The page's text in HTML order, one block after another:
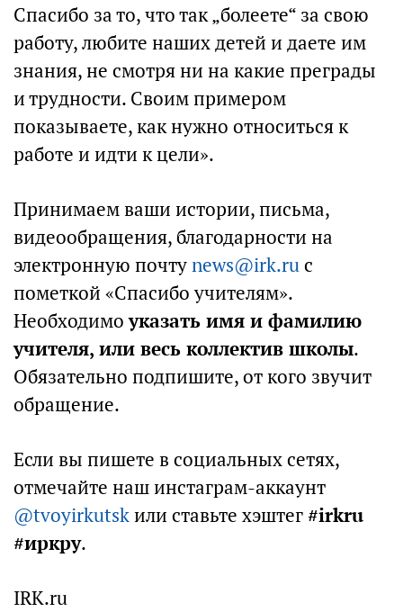
Спасибо за то, что так „болеете“ за свою
работу, любите наших детей и даете им
знания, не смотря ни на какие преграды
и трудности. Своим примером
показываете, как нужно относиться к
работе и идти к цели».
Принимаем ваши истории, письма,
видеообращения, благодарности на
электронную почтуnews@irk.ruс
пометкой «Спасибо учителям».
Необходимоуказать имя и фамилию
учителя, или весь коллектив школы.
Обязательно подпишите, от кого звучит
обращение.
Если вы пишете в социальных сетях,
отмечайте наш инстаграм-аккаунт
@tvoyirkutskили ставьте хэштег #irkru
#иркру.
IRK.ru